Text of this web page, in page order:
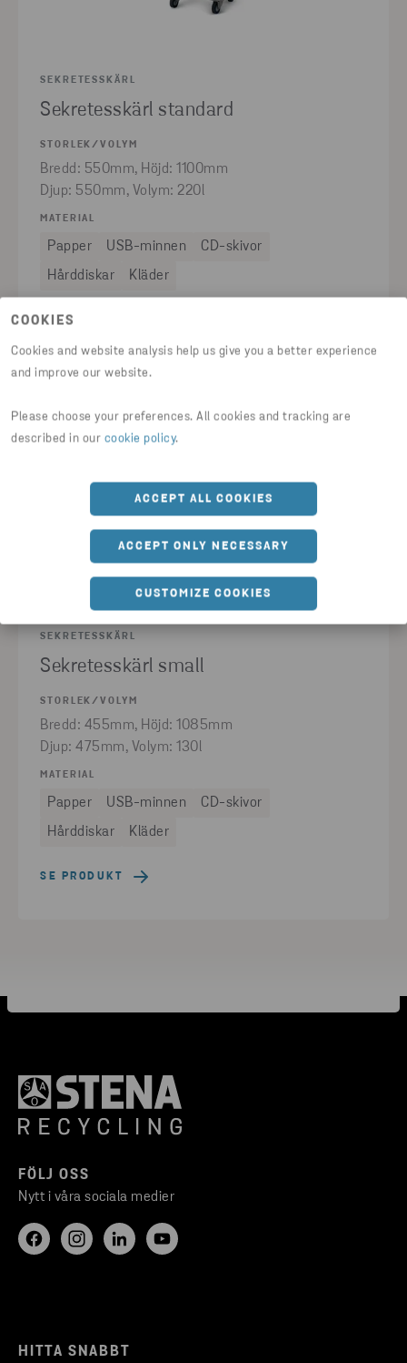
COOKIES
Cookies and website analysis help us give you a better experience
and improve our website.
Please choose your preferences. All cookies and tracking are
described in our cookie policy.
ACCEPT ALL COOKIES
ACCEPT ONLY NECESSARY
CUSTOMIZE COOKIES
SEKRETESSKÄRL
Sekretesskärl standard
STORLEK/VOLYM
Bredd: 550mm, Höjd: 1100mm
Djup: 550mm, Volym: 220l
MATERIAL
Papper USB-minnen
CD-skivor
Hårddiskar
Kläder
SE PRODUKT
SEKRETESSKÄRL
Sekretesskärl small
STORLEK/VOLYM
Bredd: 455mm, Höjd: 1085mm
Djup: 475mm, Volym: 130l
MATERIAL
Papper USB-minnen
CD-skivor
Hårddiskar
Kläder
SE PRODUKT
FÖLJ OSS
Nytt i våra sociala medier
HITTA SNABBT